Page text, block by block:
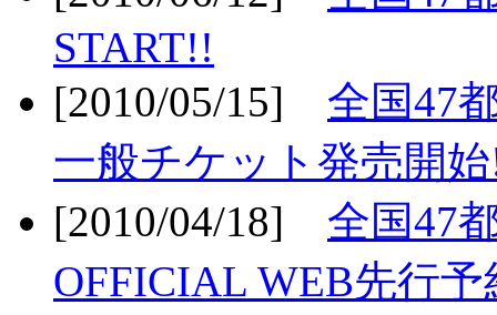
START!!
[2010/05/15] 全国47
一般チケット発売開
[2010/04/18] 全国47
OFFICIAL WEB先行